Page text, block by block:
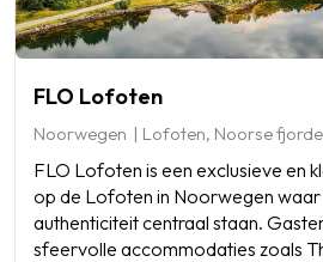
FLO Lofoten
Noorwegen Lofoten, Noorse
FLO Lofoten is een exclusieve en
op de Lofoten in Noorwegen waar
authenticiteit centraal staan.
sfeervolle accommodaties zoals